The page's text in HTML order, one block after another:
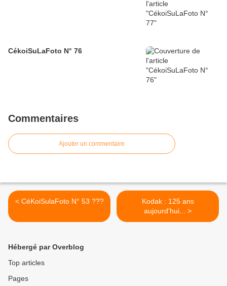
CékoiSuLaFoto N° 76
Commentaires
Ajouter un commentaire
< CéKoiSulaFoto N° 53 ???
Kodak : 125 ans
aujourd'hui... >
Hébergé par Overblog
Top articles
Pages